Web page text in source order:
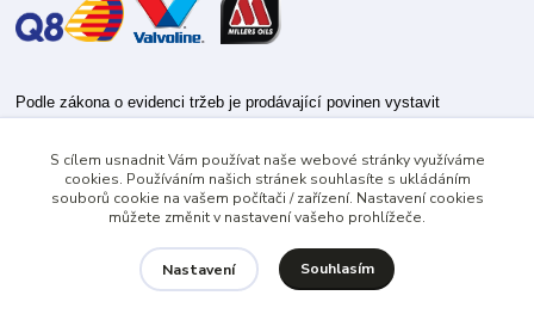
Podle zákona o evidenci tržeb je prodávající povinen vystavit
Zároveň je povinen zaevidovat přijatou tržbu u správce daně online; v
případě technického výpadku pak nejpozději do 48 hodin.
S cílem usnadnit Vám používat naše webové stránky využíváme
cookies. Používáním našich stránek souhlasíte s ukládáním
souborů cookie na vašem počítači / zařízení. Nastavení cookies
můžete změnit v nastavení vašeho prohlížeče.
Nastavení Souhlasím